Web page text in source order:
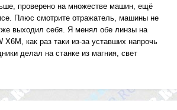
проверено на множестве машин, ещё
Плюс смотрите отражатель, машины не
выходил себя. Я менял обе линзы на
X6M, как раз таки из-за уставших напрочь
делал на станке из магния, свет